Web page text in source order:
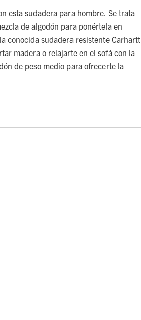
esta sudadera para hombre. Se trata
de algodón para ponértela en
conocida sudadera resistente Carhartt
madera o relajarte en el sofá con la
de peso medio para ofrecerte la